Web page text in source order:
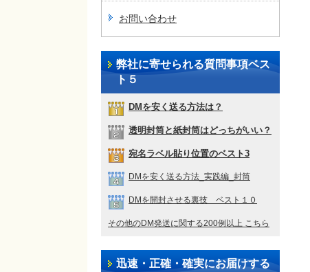
お問い合わせ
弊社に寄せられる質問事項ベス
ト５
DMを安く送る方法は？
透明封筒と紙封筒はどっちがいい？
宛名ラベル貼り位置のベスト3
DMを安く送る方法_実践編_封筒
DMを開封させる裏技 ベスト１０
その他のDM発送に関する200例以上 こちら
迅速・正確・確実にお届けする